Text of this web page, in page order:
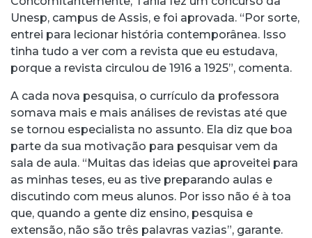
Unesp, campus de Assis, e foi aprovada. “Por sorte,
entrei para lecionar história contemporânea. Isso
tinha tudo a ver com a revista que eu estudava,
porque a revista circulou de 1916 a 1925”, comenta.
A cada nova pesquisa, o currículo da professora
somava mais e mais análises de revistas até que
se tornou especialista no assunto. Ela diz que boa
parte da sua motivação para pesquisar vem da
sala de aula. “Muitas das ideias que aproveitei para
as minhas teses, eu as tive preparando aulas e
discutindo com meus alunos. Por isso não é à toa
que, quando a gente diz ensino, pesquisa e
extensão, não são três palavras vazias”, garante.